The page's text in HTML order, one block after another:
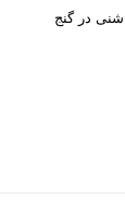
شنی در گنج